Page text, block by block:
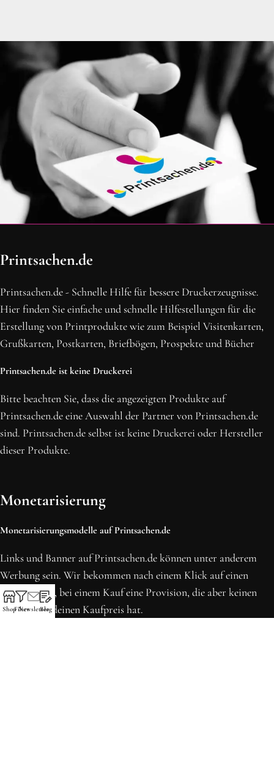
OH SCHON AM ENDE ANGEKOMMEN
BLEIBE MIT UNS IN VERBINDUNG!
Erhalte die neusten Beiträge, sichere dir Top-Angebote und
abonniere unseren Newsletter.
NEWSLETTER ABONNIEREN
Printsachen.de
Printsachen.de - Schnelle Hilfe für bessere Druckerzeugnisse.
Hier finden Sie einfache und schnelle Hilfestellungen für die
Erstellung von Printprodukte wie zum Beispiel Visitenkarten,
Grußkarten, Postkarten, Briefbögen, Prospekte und Bücher
Printsachen.de ist keine Druckerei
Bitte beachten Sie, dass die angezeigten Produkte auf
Printsachen.de eine Auswahl der Partner von Printsachen.de
sind. Printsachen.de selbst ist keine Druckerei oder Hersteller
dieser Produkte.
Monetarisierung
Monetarisierungsmodelle auf Printsachen.de
Links und Banner auf Printsachen.de können unter anderem
Werbung sein. Wir bekommen nach einem Klick auf einen
solchen Link, bei einem Kauf eine Provision, die aber keinen
Einfluss auf deinen Kaufpreis hat.
ShopFilter
Newsletter
Blog